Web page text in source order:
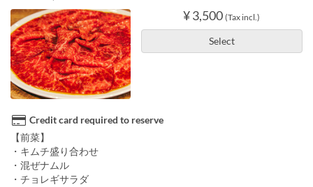
¥ 3,500 (Tax incl.)
Select
Credit card required to reserve
【前菜】
・キムチ盛り合わせ
・混ぜナムル
・チョレギサラダ